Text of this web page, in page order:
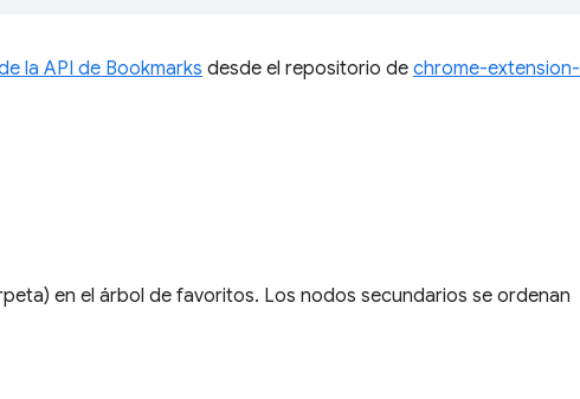
la API de Bookmarks desde el repositorio de chrome-extension-
en el árbol de favoritos. Los nodos secundarios se ordenan